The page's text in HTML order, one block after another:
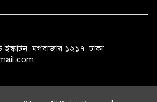
মগবাজার ১২১৭, ঢাকা